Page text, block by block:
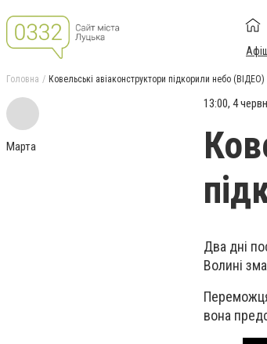
Головна Ковельські авіаконструктори підкорили небо (ВІДЕО)
Марта
13:00, 4
Два дні
Волині
вона